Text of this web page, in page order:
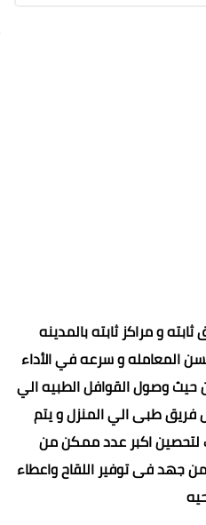
و مراكز ثابته بالمدينه
المعامله و سرعه في الأداء
حيث وصول القوافل الطبيه الي
فريق طبى الي المنزل و يتم
لتحصين اكبر عدد ممكن من
جهد فى توفير اللقاح واعطاء